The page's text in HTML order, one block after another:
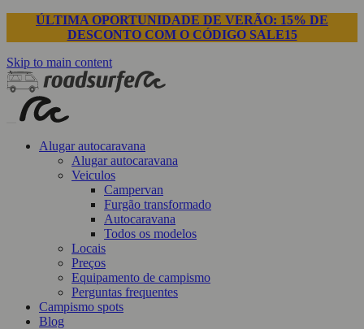
ÚLTIMA OPORTUNIDADE DE VERÃO: 15% DE
DESCONTO COM O CÓDIGO SALE15
Skip to main content
Alugar autocaravana
Alugar autocaravana
Veiculos
Campervan
Furgão transformado
Autocaravana
Todos os modelos
Locais
Preços
Equipamento de campismo
Perguntas frequentes
Campismo spots
Blog